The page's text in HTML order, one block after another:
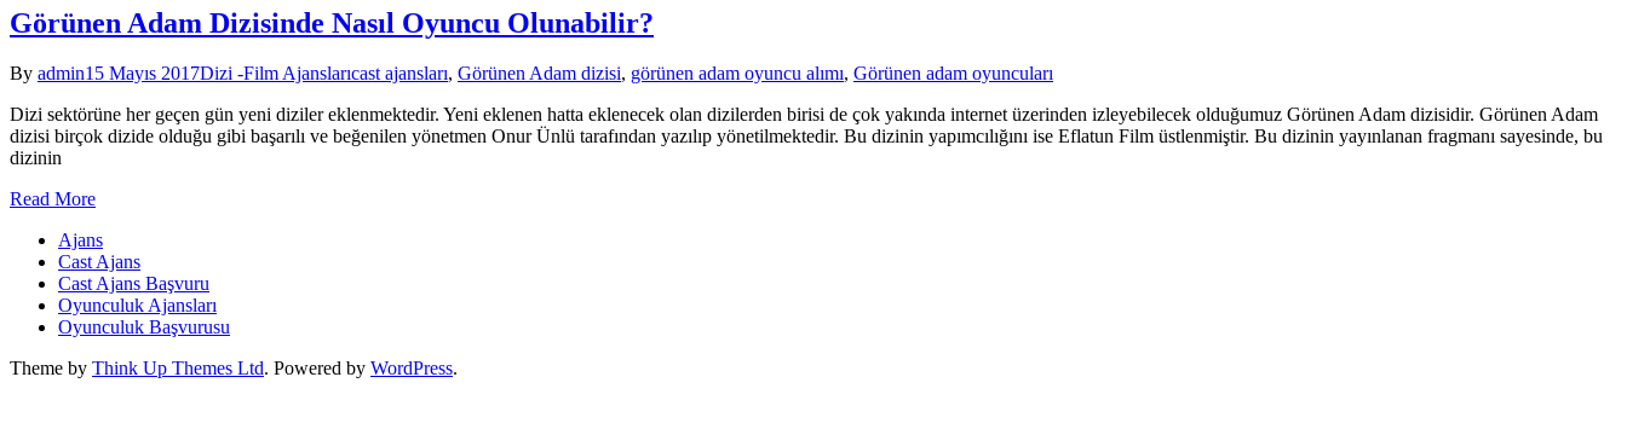
Görünen Adam Dizisinde Nasıl Oyuncu Olunabilir?
By admin15 Mayıs 2017Dizi -Film Ajanslarıcast ajansları, Görünen Adam dizisi, görünen adam oyuncu alımı, Görünen adam oyuncuları
Dizi sektörüne her geçen gün yeni diziler eklenmektedir. Yeni eklenen hatta eklenecek olan dizilerden birisi de çok yakında internet üzerinden izleyebilecek olduğumuz Görünen Adam dizisidir. Görünen Adam
dizisi birçok dizide olduğu gibi başarılı ve beğenilen yönetmen Onur Ünlü tarafından yazılıp yönetilmektedir. Bu dizinin yapımcılığını ise Eflatun Film üstlenmiştir. Bu dizinin yayınlanan fragmanı sayesinde, bu
dizinin
Read More
Ajans
Cast Ajans
Cast Ajans Başvuru
Oyunculuk Ajansları
Oyunculuk Başvurusu
Theme by Think Up Themes Ltd. Powered by WordPress.